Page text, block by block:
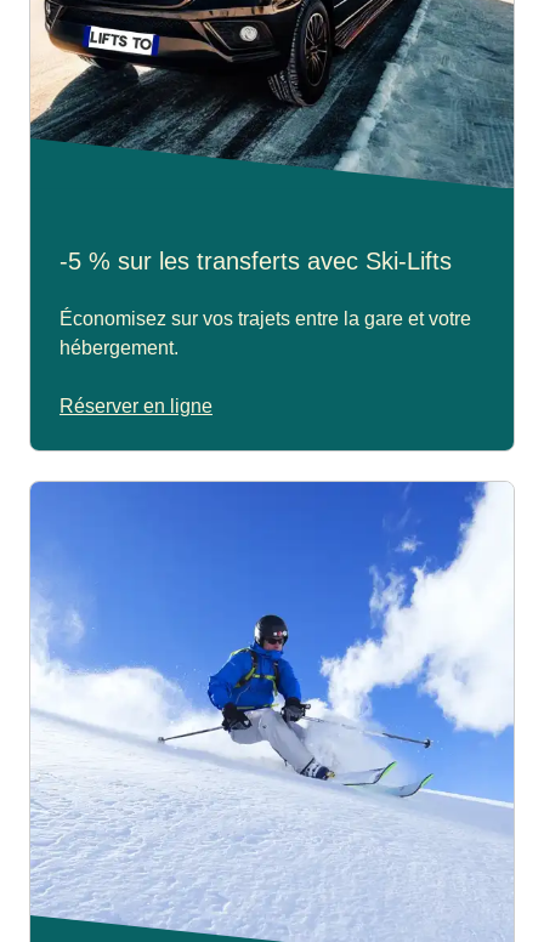
-5 % sur les transferts avec Ski-Lifts
Économisez sur vos trajets entre la gare et votre
hébergement.
Réserver en ligne